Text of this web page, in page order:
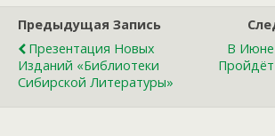
Предыдущая Запись
Презентация Новых
Изданий «Библиотеки
Сибирской Литературы»
В Июне